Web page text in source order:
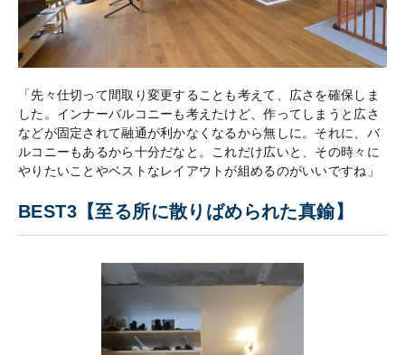
「先々仕切って間取り変更することも考えて、広さを確保しま
した。インナーバルコニーも考えたけど、作ってしまうと広さ
などが固定されて融通が利かなくなるから無しに。それに、バ
ルコニーもあるから十分だなと。これだけ広いと、その時々に
やりたいことやベストなレイアウトが組めるのがいいですね」
BEST3【至る所に散りばめられた真鍮】